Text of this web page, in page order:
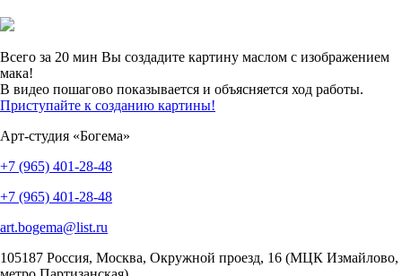
Всего за 20 мин Вы создадите картину маслом с изображением
мака!
В видео пошагово показывается и объясняется ход работы.
Приступайте к созданию картины!
Арт-студия «Богема»
+7 (965) 401-28-48
+7 (965) 401-28-48
art.bogema@list.ru
105187 Россия, Москва, Окружной проезд, 16 (МЦК Измайлово,